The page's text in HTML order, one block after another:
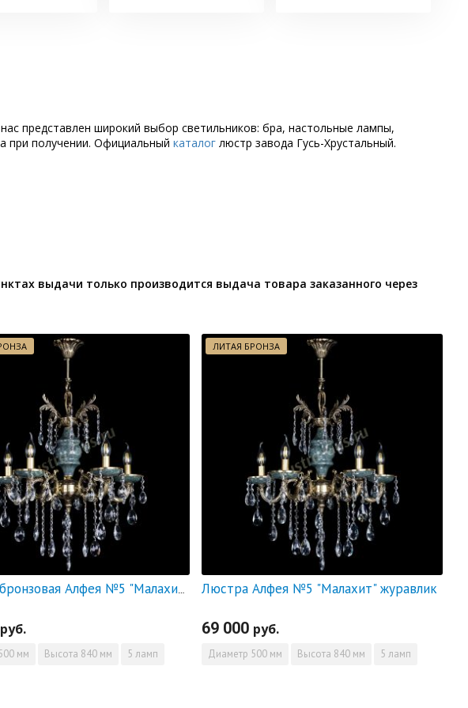
представлен широкий выбор светильников: бра, настольные лампы,
при получении. Официальный каталог люстр завода Гусь-Хрустальный.
выдачи только производится выдача товара заказанного через
Люстра бронзовая Алфея №5 "Малахит" баден
руб.
мм Высота 840 мм 5 ламп
ЛИТАЯ БРОНЗА
Люстра Алфея №5 "Малахит" журавлик
69 000 руб.
Диаметр 500 мм Высота 840 мм 5 ламп